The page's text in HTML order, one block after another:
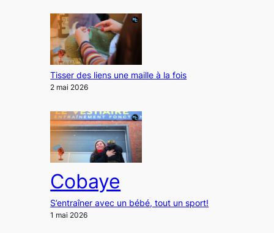
Tisser des liens une maille à la fois
2 mai 2026
Cobaye
S’entraîner avec un bébé, tout un sport!
1 mai 2026